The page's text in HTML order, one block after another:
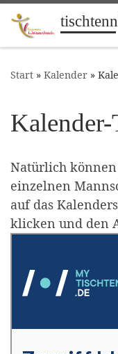
Zum Inhalt
Start » Kalender »
Natürlich
einzelnen
auf das
klicken und den